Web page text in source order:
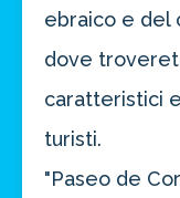
ebraico e del
dove
caratteristici
turisti.
"Paseo de